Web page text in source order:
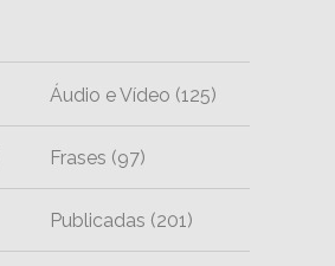
Áudio e Vídeo (125)
Frases (97)
Publicadas (201)